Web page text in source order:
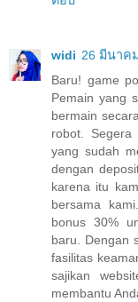
widi 26 มีนาค
Baru! game
Pemain yang
bermain
robot.
yang sudah
dengan
karena itu
bersama
bonus 30%
baru. Dengan
fasilitas
sajikan
membantu